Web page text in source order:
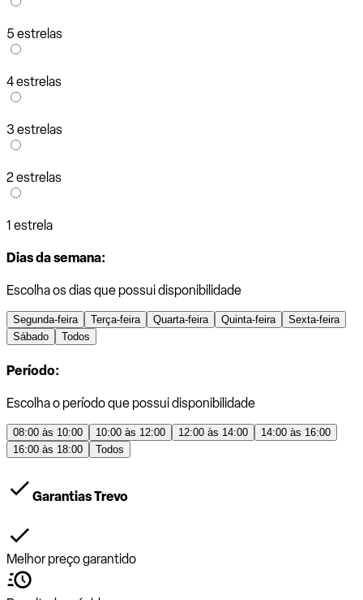
5 estrelas
4 estrelas
3 estrelas
2 estrelas
1 estrela
Dias da semana:
Escolha os dias que possui disponibilidade
Segunda-feira Terça-feira Quarta-feira Quinta-feira
Sexta-feira
Sábado
Todos
Período:
Escolha o período que possui disponibilidade
08:00 às 10:00 10:00 às 12:00 12:00 às 14:00
14:00 às 16:00
16:00 às 18:00
Todos
Garantias Trevo
Melhor preço garantido